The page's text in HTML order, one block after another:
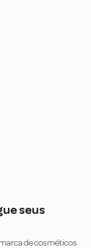
seus
de cosméticos